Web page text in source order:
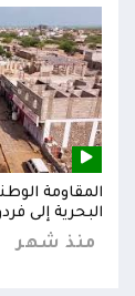
المقاومة
البحرية إلى
منذ شهر